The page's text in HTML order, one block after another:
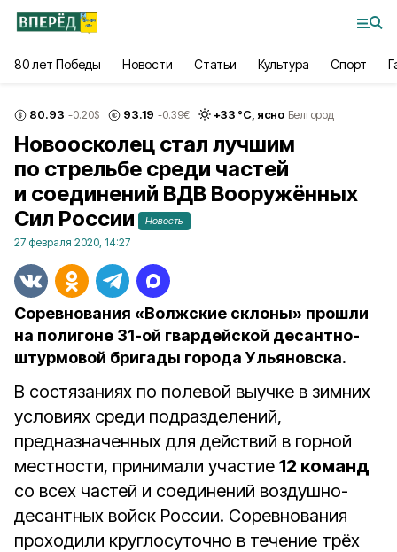
80 лет Победы Новости Статьи Культура Спорт
80.93 -0.20$ 93.19 -0.39€ +33 °С, ясно Белгород
Новоосколец стал лучшим
по стрельбе среди частей
и соединений ВДВ Вооружённых
Сил России
Новость
27 февраля 2020, 14:27
Соревнования «Волжские склоны» прошли
на полигоне 31-ой гвардейской десантно-
штурмовой бригады города Ульяновска.
В состязаниях по полевой выучке в зимних
условиях среди подразделений,
предназначенных для действий в горной
местности, принимали участие 12 команд
со всех частей и соединений воздушно-
десантных войск России. Соревнования
проходили круглосуточно в течение трёх